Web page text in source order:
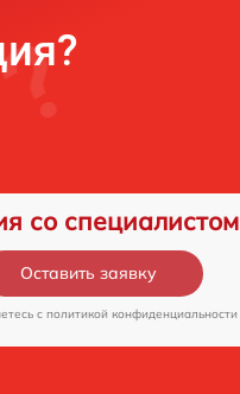
со специалистом
Оставить заявку
c политикой конфиденциальности